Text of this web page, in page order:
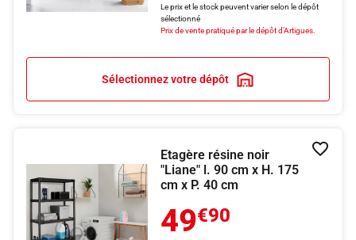
Le prix et le stock peuvent varier selon le dépôt
sélectionné
Prix de vente pratiqué par le dépôt d'Artigues.
Sélectionnez votre dépôt
Etagère résine noir
"Liane" l. 90 cm x H. 175
cm x P. 40 cm
49€90